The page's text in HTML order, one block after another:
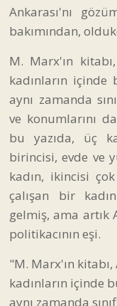
Ankarası'nı
bakımından,
M. Marx'ın
kadınların içinde
aynı zamanda
ve konumlarını
bu yazıda, üç
birincisi, evde ve
kadın, ikincisi
çalışan bir
gelmiş, ama artık
politikacının eşi.
"M. Marx'ın
kadınların içinde
aynı zamanda